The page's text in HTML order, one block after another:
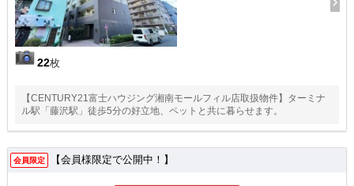
22枚
【CENTURY21富士ハウジング湘南モールフィル店取扱物件】ターミナ
ル駅「藤沢駅」徒歩5分の好立地、ペットと共に暮らせます。
会員限定 【会員様限定で公開中！】